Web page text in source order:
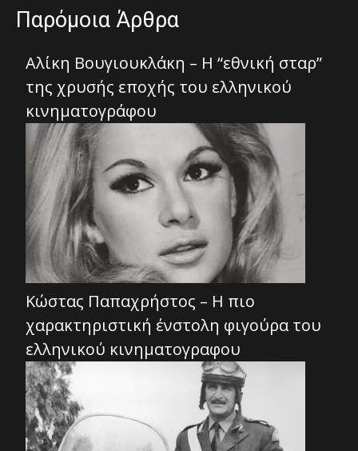
Παρόμοια Άρθρα
Αλίκη Βουγιουκλάκη – Η “εθνική σταρ”
της χρυσής εποχής του ελληνικού
κινηματογράφου
Κώστας Παπαχρήστος – Η πιο
χαρακτηριστική ένστολη φιγούρα του
ελληνικού κινηματογραφου